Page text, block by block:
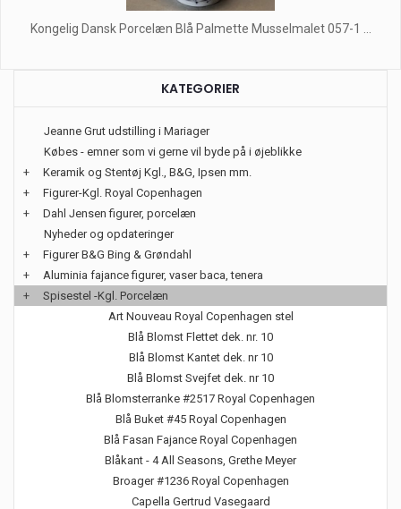
Kongelig Dansk Porcelæn Blå Palmette Musselmalet 057-1 ...
KATEGORIER
Jeanne Grut udstilling i Mariager
Købes - emner som vi gerne vil byde på i øjeblikke
+
Keramik og Stentøj Kgl., B&G, Ipsen mm.
+
Figurer-Kgl. Royal Copenhagen
+
Dahl Jensen figurer, porcelæn
Nyheder og opdateringer
+
Figurer B&G Bing & Grøndahl
+
Aluminia fajance figurer, vaser baca, tenera
+
Spisestel -Kgl. Porcelæn
Art Nouveau Royal Copenhagen stel
Blå Blomst Flettet dek. nr. 10
Blå Blomst Kantet dek. nr 10
Blå Blomst Svejfet dek. nr 10
Blå Blomsterranke #2517 Royal Copenhagen
Blå Buket #45 Royal Copenhagen
Blå Fasan Fajance Royal Copenhagen
Blåkant - 4 All Seasons, Grethe Meyer
Broager #1236 Royal Copenhagen
Capella Gertrud Vasegaard